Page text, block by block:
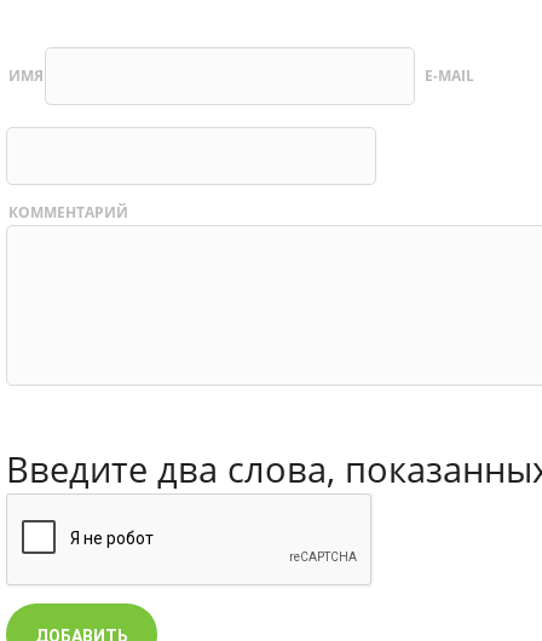
ИМЯ E-MAIL
КОММЕНТАРИЙ
Введите два слова,